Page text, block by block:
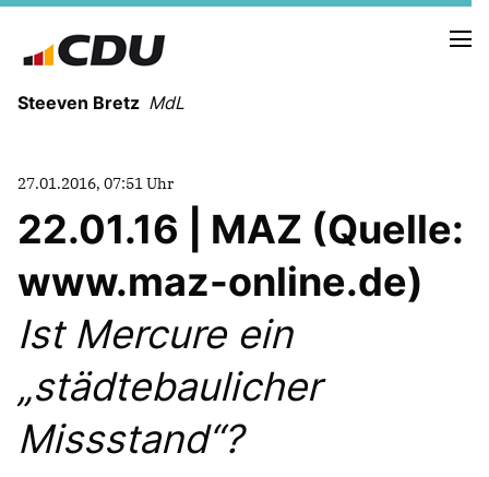
Steeven Bretz MdL
VITA
WAHLKREISBESUCHE
PRESSEFOTOS
MEIN BÜRGERBÜRO
MEIN WAHLKREIS
ZIELE
27.01.2016, 07:51 Uhr
22.01.16 | MAZ (Quelle:
www.maz-online.de)
Ist Mercure ein
städtebaulicher
Missstand“?